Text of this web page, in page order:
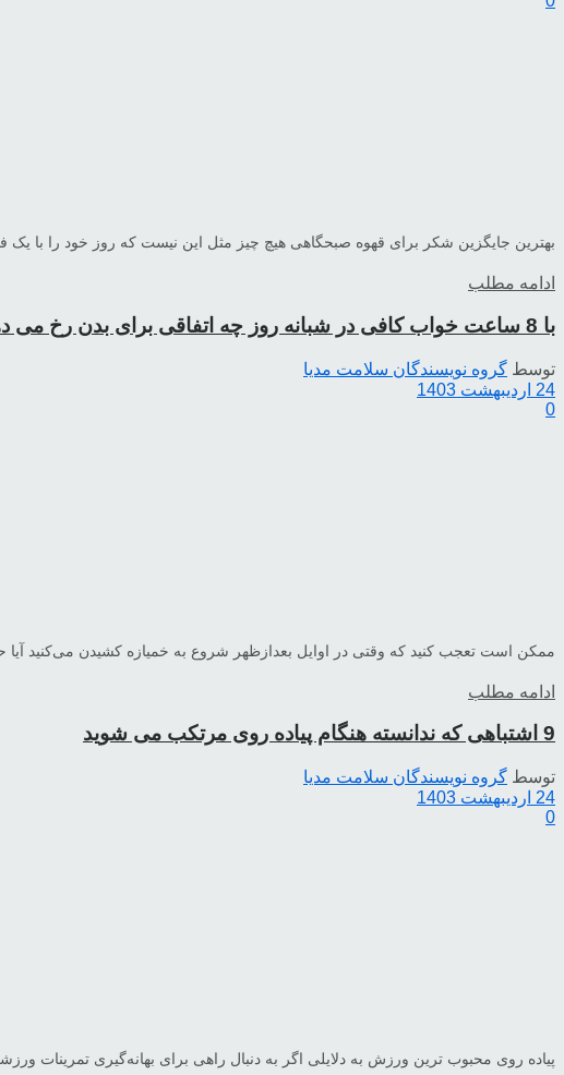
بهترین جایگزین شکر برای قهوه صبحگاهی هیچ چیز مثل این نیست که روز خود را با یک
ادامه مطلب
با 8 ساعت خواب کافی در شبانه روز چه اتفاقی برای بدن رخ می دهد
توسط گروه نویسندگان سلامت مدیا
24 اردیبهشت 1403
0
ممکن است تعجب کنید که وقتی در اوایل بعدازظهر شروع به خمیازه کشیدن می‌کنید آیا
ادامه مطلب
9 اشتباهی که ندانسته هنگام پیاده روی مرتکب می شوید
توسط گروه نویسندگان سلامت مدیا
24 اردیبهشت 1403
0
پیاده روی محبوب ترین ورزش به دلایلی اگر به دنبال راهی برای بهانه‌گیری تمرینات